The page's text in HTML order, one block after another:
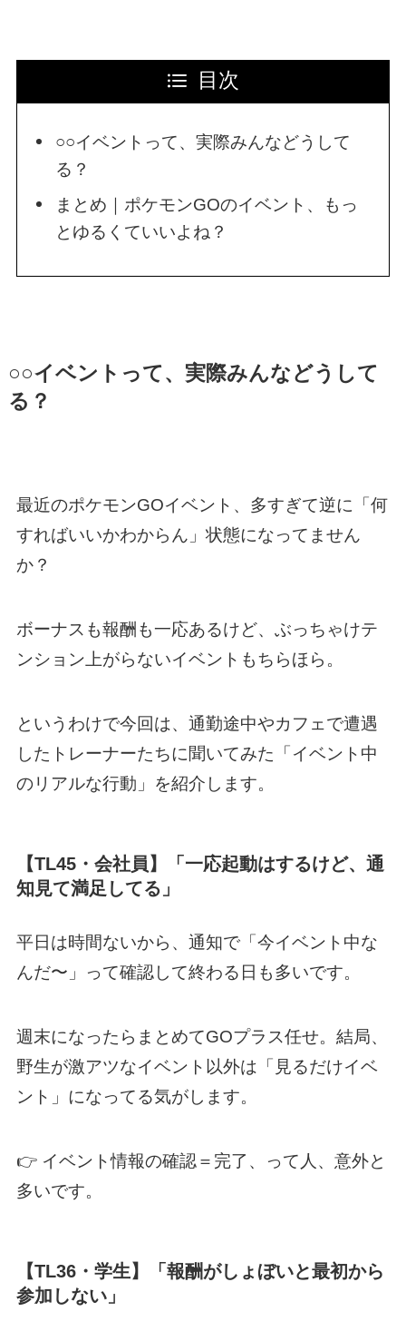
目次
○○イベントって、実際みんなどうして
る？
まとめ｜ポケモンGOのイベント、もっ
とゆるくていいよね？
○○イベントって、実際みんなどうして
る？
最近のポケモンGOイベント、多すぎて逆に「何
すればいいかわからん」状態になってません
か？
ボーナスも報酬も一応あるけど、ぶっちゃけテ
ンション上がらないイベントもちらほら。
というわけで今回は、通勤途中やカフェで遭遇
したトレーナーたちに聞いてみた「イベント中
のリアルな行動」を紹介します。
【TL45・会社員】「一応起動はするけど、通
知見て満足してる」
平日は時間ないから、通知で「今イベント中な
んだ〜」って確認して終わる日も多いです。
週末になったらまとめてGOプラス任せ。結局、
野生が激アツなイベント以外は「見るだけイベ
ント」になってる気がします。
👉 イベント情報の確認＝完了、って人、意外と
多いです。
【TL36・学生】「報酬がしょぼいと最初から
参加しない」